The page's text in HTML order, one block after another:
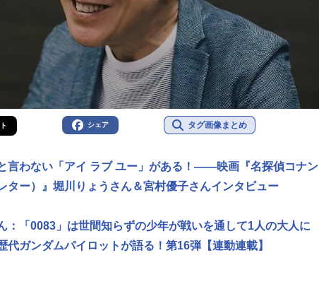
シェア タグ画像まとめ
言わない「アイ ラブ ユー」がある！――映画『名探偵コナン
ター）』堀川りょうさん＆宮村優子さんインタビュー
：「0083」は世間知らずの少年が戦いを通して1人の大人に
ガンダムパイロットが語る！第16弾【連動連載】